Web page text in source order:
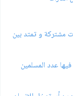
مشتركة و تمتد بين
عدد المسلمين